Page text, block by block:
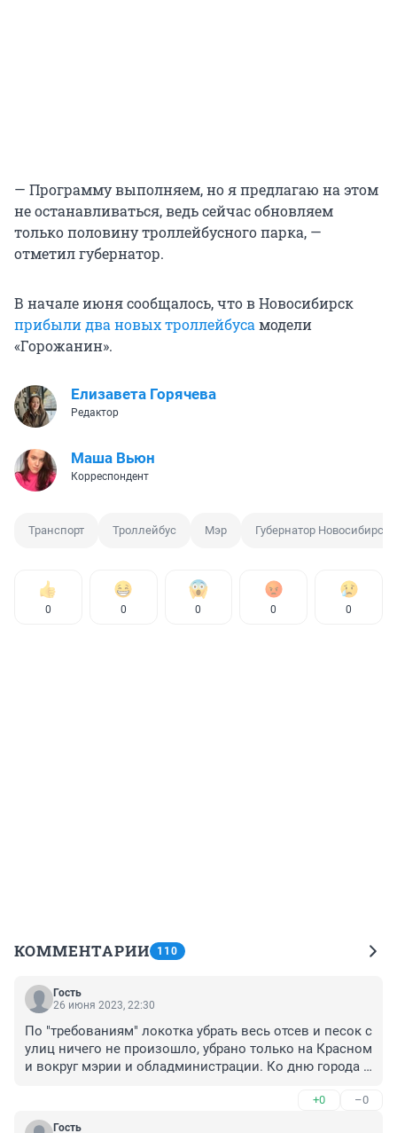
— Программу выполняем, но я предлагаю на этом
не останавливаться, ведь сейчас обновляем
только половину троллейбусного парка, —
отметил губернатор.
В начале июня сообщалось, что в Новосибирск
прибыли два новых троллейбуса модели
«Горожанин».
Елизавета Горячева
Редактор
Маша Вьюн
Корреспондент
Транспорт Троллейбус Мэр Губернатор
0 0 0 0 0
КОММЕНТАРИИ 110
Гость
26 июня 2023, 22:30
По "требованиям" локотка убрать весь отсев и песок с
улиц ничего не произошло, убрано только на Красном
и вокруг мэрии и обладминистрации. Ко дню города
4. Может уже пора такого мэра под увольнение за
болтовню?
+0 –0
Гость